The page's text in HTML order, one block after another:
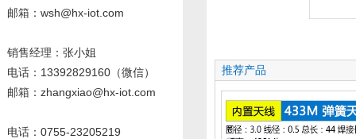
邮箱：wsh@hx-iot.com
销售经理：张小姐
电话 ：13392829160 （微信）
邮箱：zhangxiao@hx-iot.com
电话：0755-23205219
推荐产品